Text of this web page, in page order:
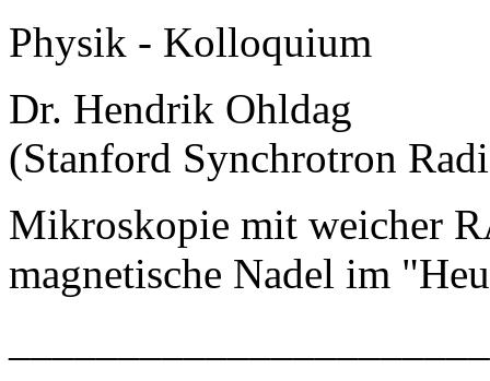
Physik - Kolloquium
Dr. Hendrik Ohldag
(Stanford Synchrotron
Mikroskopie mit weicher
magnetische Nadel im